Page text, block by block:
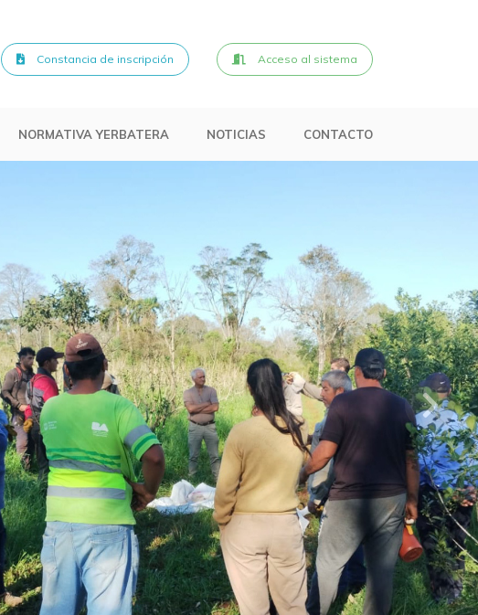
Constancia de inscripción Acceso al sistema
NORMATIVA YERBATERA NOTICIAS CONTACTO